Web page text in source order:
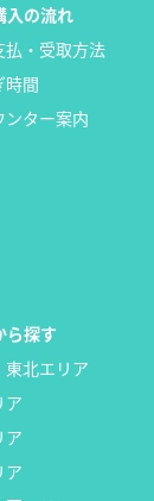
入の流れ
払・受取方法
時間
ンター案内
ら探す
東北エリア
ア
ア
ア